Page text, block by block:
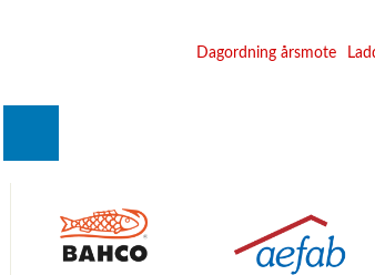
Dagordning årsmote